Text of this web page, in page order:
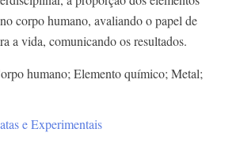
corpo humano, avaliando o papel de
a vida, comunicando os resultados.
humano; Elemento químico; Metal;
e Experimentais